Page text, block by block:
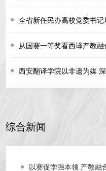
全省新任民办高校党委书
从国赛一等奖看西译产教
西安翻译学院以非遗为媒
综合新闻
以赛促学强本领 产教